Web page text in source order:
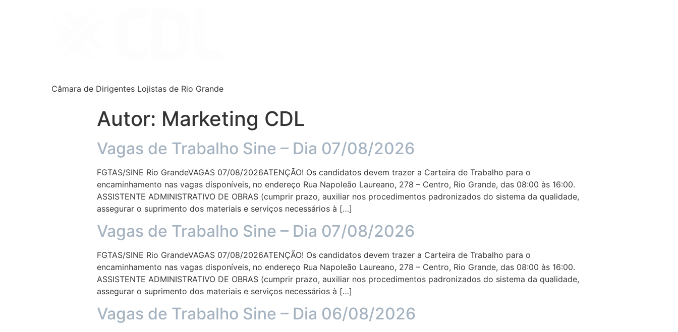
Câmara de Dirigentes Lojistas de Rio Grande
Autor: Marketing CDL
Vagas de Trabalho Sine – Dia 07/08/2026
FGTAS/SINE Rio GrandeVAGAS 07/08/2026ATENÇÃO! Os candidatos devem trazer a Carteira de Trabalho para o
encaminhamento nas vagas disponíveis, no endereço Rua Napoleão Laureano, 278 – Centro, Rio Grande, das 08:00 às 16:00.
ASSISTENTE ADMINISTRATIVO DE OBRAS (cumprir prazo, auxiliar nos procedimentos padronizados do sistema da qualidade,
assegurar o suprimento dos materiais e serviços necessários à […]
Vagas de Trabalho Sine – Dia 07/08/2026
FGTAS/SINE Rio GrandeVAGAS 07/08/2026ATENÇÃO! Os candidatos devem trazer a Carteira de Trabalho para o
encaminhamento nas vagas disponíveis, no endereço Rua Napoleão Laureano, 278 – Centro, Rio Grande, das 08:00 às 16:00.
ASSISTENTE ADMINISTRATIVO DE OBRAS (cumprir prazo, auxiliar nos procedimentos padronizados do sistema da qualidade,
assegurar o suprimento dos materiais e serviços necessários à […]
Vagas de Trabalho Sine – Dia 06/08/2026